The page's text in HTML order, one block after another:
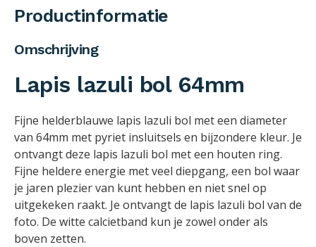
Productinformatie
Omschrijving
Lapis lazuli bol 64mm
Fijne helderblauwe lapis lazuli bol met een diameter
van 64mm met pyriet insluitsels en bijzondere kleur. Je
ontvangt deze lapis lazuli bol met een houten ring.
Fijne heldere energie met veel diepgang, een bol waar
je jaren plezier van kunt hebben en niet snel op
uitgekeken raakt. Je ontvangt de lapis lazuli bol van de
foto. De witte calcietband kun je zowel onder als
boven zetten.